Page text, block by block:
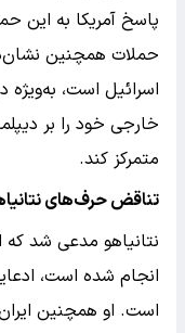
پاسخ آمریکا به این
حملات همچنین
اسرائیل است،
خارجی خود را بر
متمرکز کند.
تناقض حرف‌های
نتانیاهو مدعی شد که
انجام شده است،
است. او همچنین ایران